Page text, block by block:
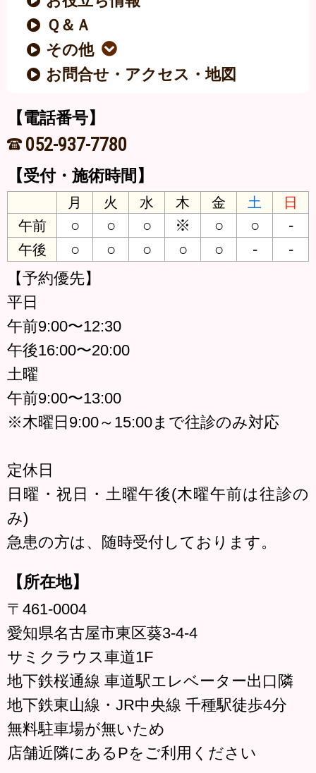
Ｑ＆Ａ
その他
お問合せ・アクセス・地図
【電話番号】
052-937-7780
【受付・施術時間】
月 火 水 木 金 土
日
午前
○ ○ ○ ※ ○ ○ -
午後 ○ ○ ○ ○ ○ -
-
【予約優先】
平日
午前9:00〜12:30
午後16:00〜20:00
土曜
午前9:00〜13:00
※木曜日9:00～15:00まで往診のみ対応
定休日
日曜・祝日・土曜午後(木曜午前は往診の
み)
急患の方は、随時受付しております。
【所在地】
〒461-0004
愛知県名古屋市東区葵3-4-4
サミクラウス車道1F
地下鉄桜通線 車道駅エレベーター出口隣
地下鉄東山線・JR中央線 千種駅徒歩4分
無料駐車場が無いため
店舗近隣にあるPをご利用ください